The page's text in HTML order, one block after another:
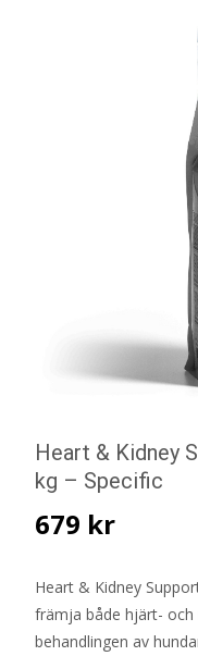
Heart & Kidney
kg – Specific
679 kr
Heart & Kidney
främja både hjärt-
behandlingen av